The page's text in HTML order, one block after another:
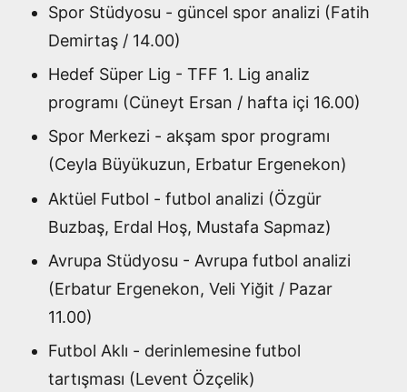
Spor Stüdyosu - güncel spor analizi (Fatih
Demirtaş / 14.00)
Hedef Süper Lig - TFF 1. Lig analiz
programı (Cüneyt Ersan / hafta içi 16.00)
Spor Merkezi - akşam spor programı
(Ceyla Büyükuzun, Erbatur Ergenekon)
Aktüel Futbol - futbol analizi (Özgür
Buzbaş, Erdal Hoş, Mustafa Sapmaz)
Avrupa Stüdyosu - Avrupa futbol analizi
(Erbatur Ergenekon, Veli Yiğit / Pazar
11.00)
Futbol Aklı - derinlemesine futbol
tartışması (Levent Özçelik)